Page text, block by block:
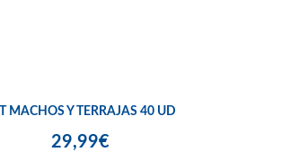
SET MACHOS Y TERRAJAS 40 UD
29,99€